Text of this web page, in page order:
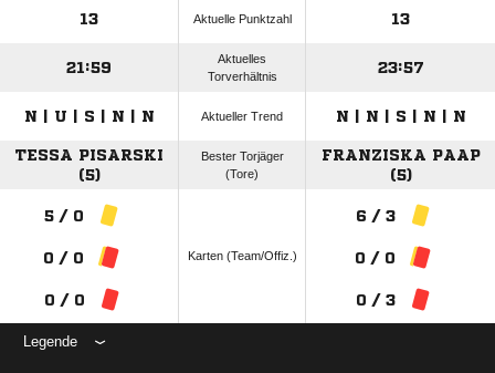
13 Aktuelle Punktzahl 13
21:59
Aktuelles
Torverhältnis
23:57
N | U | S | N | N Aktueller Trend N | N | S | N | N
TESSA PISARSKI
(5)
Bester Torjäger
(Tore)
FRANZISKA PAAP
(5)
5 / 0
0 / 0
0 / 0
Karten (Team/Offiz.)
6 / 3
0 / 0
0 / 3
Legende